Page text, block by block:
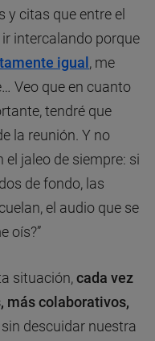
y citas que entre el
intercalando porque
igual , me
Veo que en cuanto
tendré que
la reunión. Y no
jaleo de siempre: si
de fondo, las
el audio que se
oís?”
situación,cada vez
más colaborativos,
descuidar nuestra